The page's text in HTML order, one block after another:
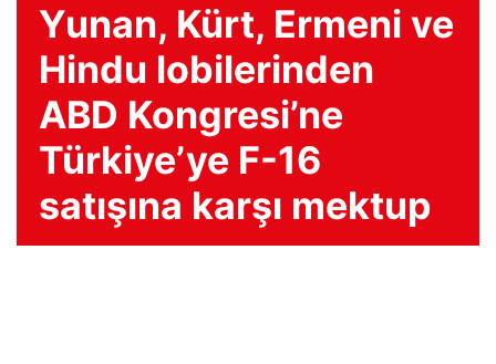
Yunan, Kürt, Ermeni ve
Hindu lobilerinden
ABD Kongresi’ne
Türkiye’ye F-16
satışına karşı mektup